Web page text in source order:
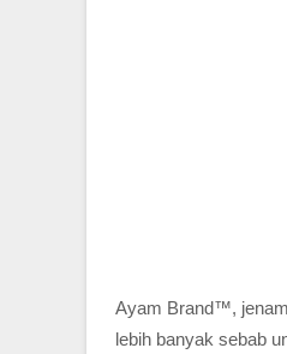
Ayam Brand™,
lebih banyak sebab